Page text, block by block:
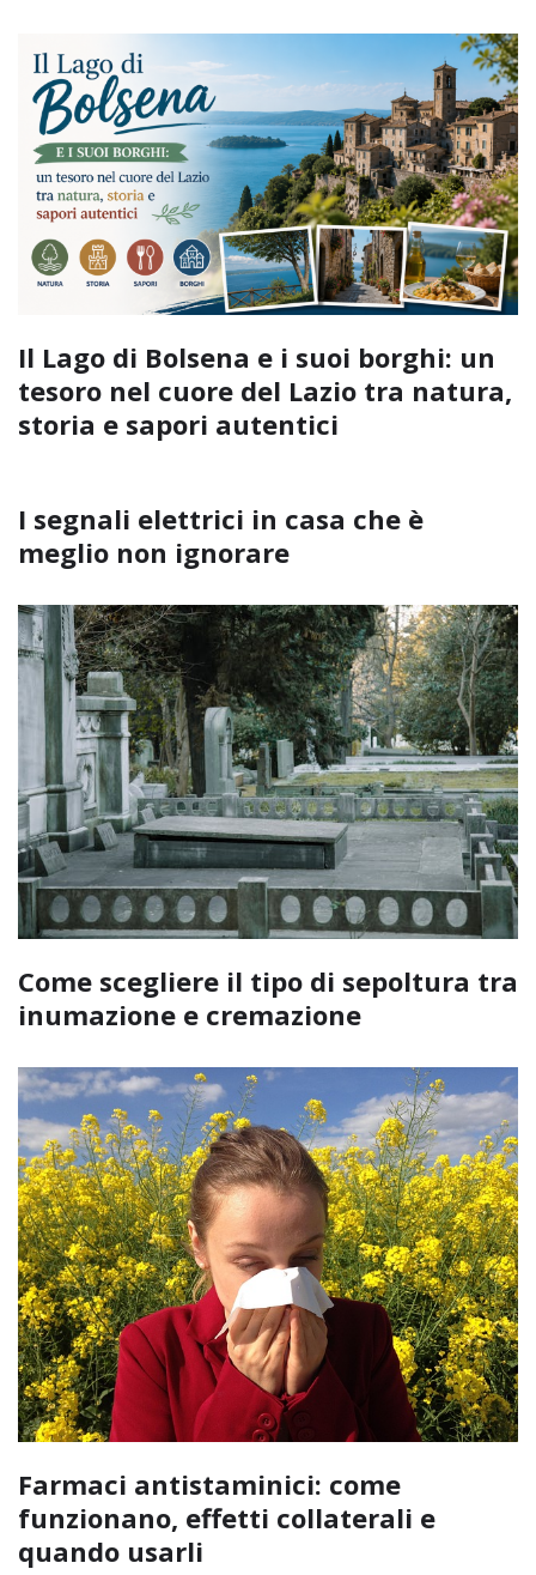
Il Lago di Bolsena e i suoi borghi: un
tesoro nel cuore del Lazio tra natura,
storia e sapori autentici
I segnali elettrici in casa che è
meglio non ignorare
Come scegliere il tipo di sepoltura tra
inumazione e cremazione
Farmaci antistaminici: come
funzionano, effetti collaterali e
quando usarli